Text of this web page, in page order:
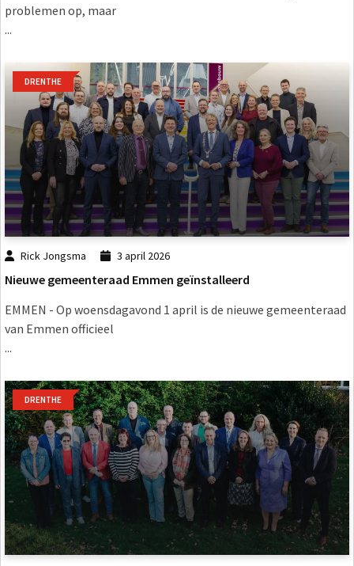
problemen op, maar
...
DRENTHE
Rick Jongsma 3 april 2026
Nieuwe gemeenteraad Emmen geïnstalleerd
EMMEN - Op woensdagavond 1 april is de nieuwe gemeenteraad
van Emmen officieel
...
DRENTHE